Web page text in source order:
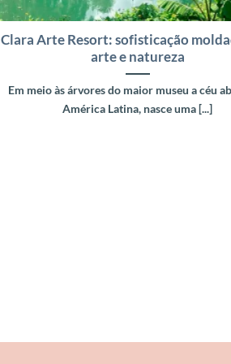
Clara Arte Resort: sofisticação
arte e natureza
Em meio às árvores do maior museu a céu
América Latina, nasce uma [...]